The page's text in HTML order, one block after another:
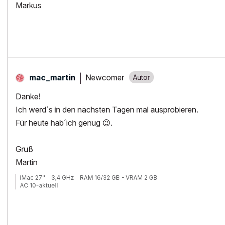
Markus
mac_martin Newcomer
Danke!
Ich werd´s in den nächsten Tagen mal ausprobieren.
Für heute hab´ich genug 😉.
Gruß
Martin
iMac 27'' - 3,4 GHz - RAM 16/32 GB - VRAM 2 GB
AC 10-aktuell